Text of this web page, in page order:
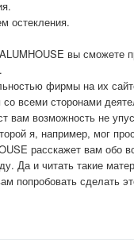
остекления.
вы сможете
.
фирмы на их
всеми сторонами
вам возможность не
я, например, мог
расскажет вам обо
Да и читать такие
попробовать сделать